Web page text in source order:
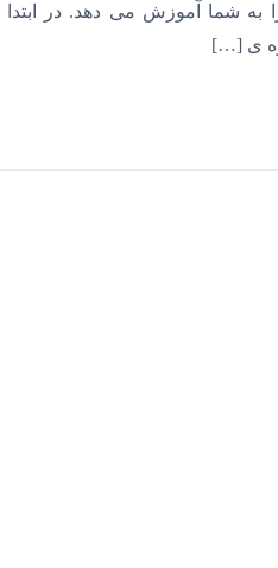
به شما آموزش می دهد. در
ی […]